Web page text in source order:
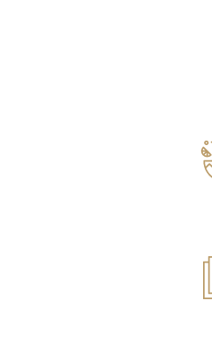
ПРЕМИАЛЬНОЕ